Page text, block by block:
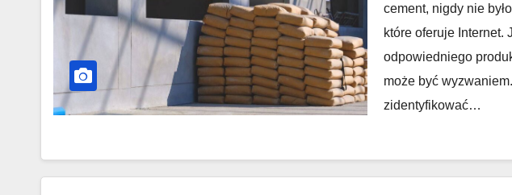
cement, nigdy nie
które oferuje Internet.
odpowiedniego
może być
zidentyfikować…